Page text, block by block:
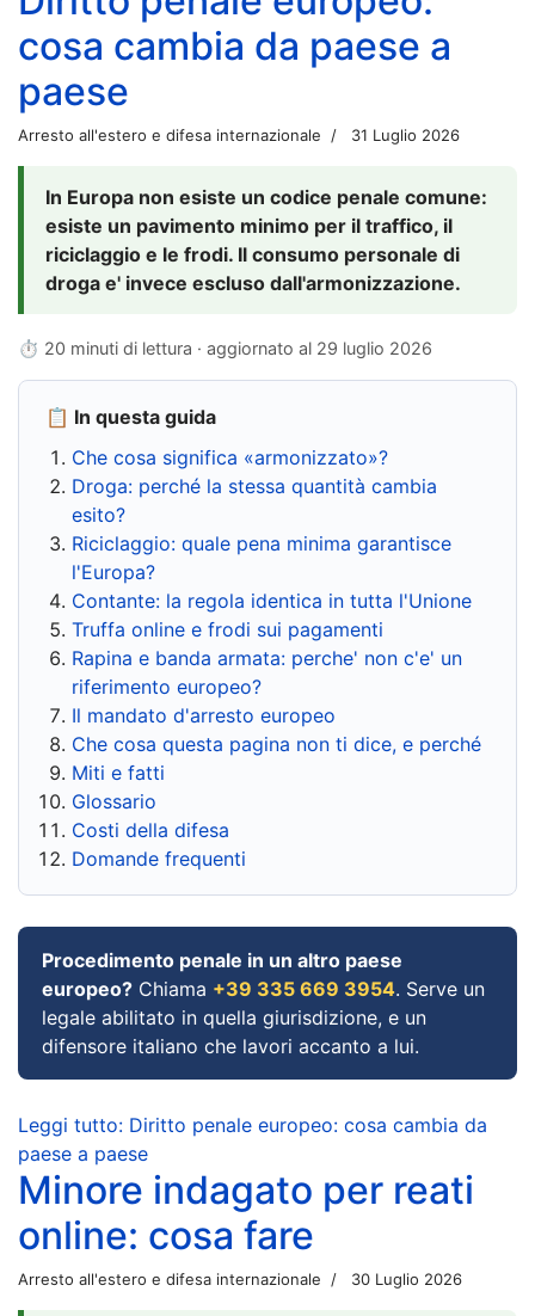
cosa cambia da paese a
paese
Arresto all'estero e difesa internazionale 31 Luglio 2026
In Europa non esiste un codice penale comune:
esiste un pavimento minimo per il traffico, il
riciclaggio e le frodi. Il consumo personale di
droga e' invece escluso dall'armonizzazione.
⏱ 20 minuti di lettura · aggiornato al 29 luglio 2026
📋 In questa guida
Che cosa significa «armonizzato»?
Droga: perché la stessa quantità cambia
esito?
Riciclaggio: quale pena minima garantisce
l'Europa?
Contante: la regola identica in tutta l'Unione
Truffa online e frodi sui pagamenti
Rapina e banda armata: perche' non c'e' un
riferimento europeo?
Il mandato d'arresto europeo
Che cosa questa pagina non ti dice, e perché
Miti e fatti
Glossario
Costi della difesa
Domande frequenti
Procedimento penale in un altro paese
europeo? Chiama +39 335 669 3954. Serve un
legale abilitato in quella giurisdizione, e un
difensore italiano che lavori accanto a lui.
Leggi tutto: Diritto penale europeo: cosa cambia da
paese a paese
Minore indagato per reati
online: cosa fare
Arresto all'estero e difesa internazionale 30 Luglio 2026